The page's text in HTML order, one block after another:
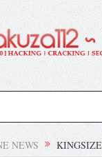
NEWS